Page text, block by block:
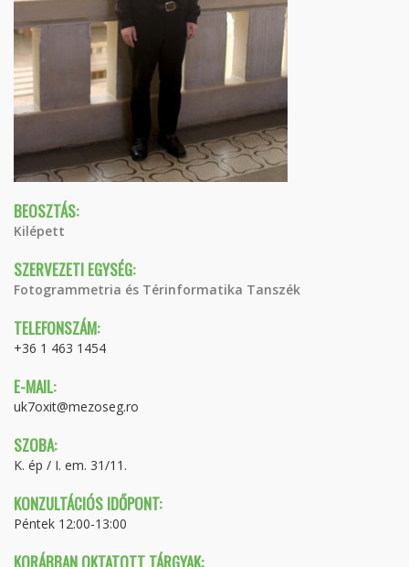
BEOSZTÁS:
Kilépett
SZERVEZETI EGYSÉG:
Fotogrammetria és Térinformatika Tanszék
TELEFONSZÁM:
+36 1 463 1454
E-MAIL:
uk7oxit@mezoseg.ro
SZOBA:
K. ép / I. em. 31/11.
KONZULTÁCIÓS IDŐPONT:
Péntek 12:00-13:00
KORÁBBAN OKTATOTT TÁRGYAK: